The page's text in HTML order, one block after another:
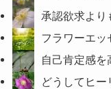
承認欲求より
フラワーエッ
自己肯定感を
どうしてヒー